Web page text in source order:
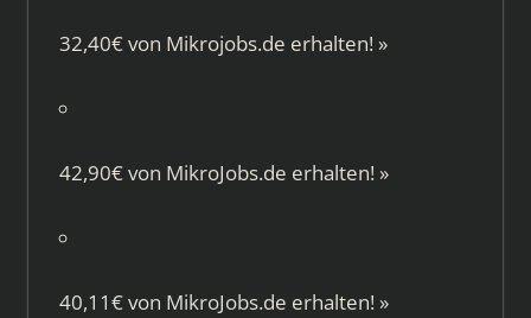
32,40€ von Mikrojobs.de erhalten! »
42,90€ von MikroJobs.de erhalten! »
40,11€ von MikroJobs.de erhalten! »